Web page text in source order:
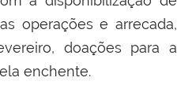
operaçõese arrecada,
doações para a
enchente.